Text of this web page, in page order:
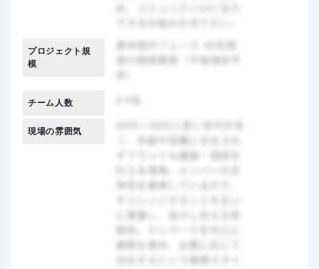
プロジェクト規
模
チーム人数
現場の雰囲気